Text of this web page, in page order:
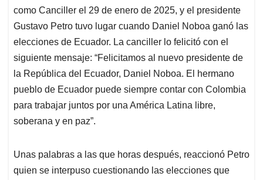
como Canciller el 29 de enero de 2025, y el presidente
Gustavo Petro tuvo lugar cuando Daniel Noboa ganó las
elecciones de Ecuador. La canciller lo felicitó con el
siguiente mensaje: “Felicitamos al nuevo presidente de
la República del Ecuador, Daniel Noboa. El hermano
pueblo de Ecuador puede siempre contar con Colombia
para trabajar juntos por una América Latina libre,
soberana y en paz”.
Unas palabras a las que horas después, reaccionó Petro
quien se interpuso cuestionando las elecciones que